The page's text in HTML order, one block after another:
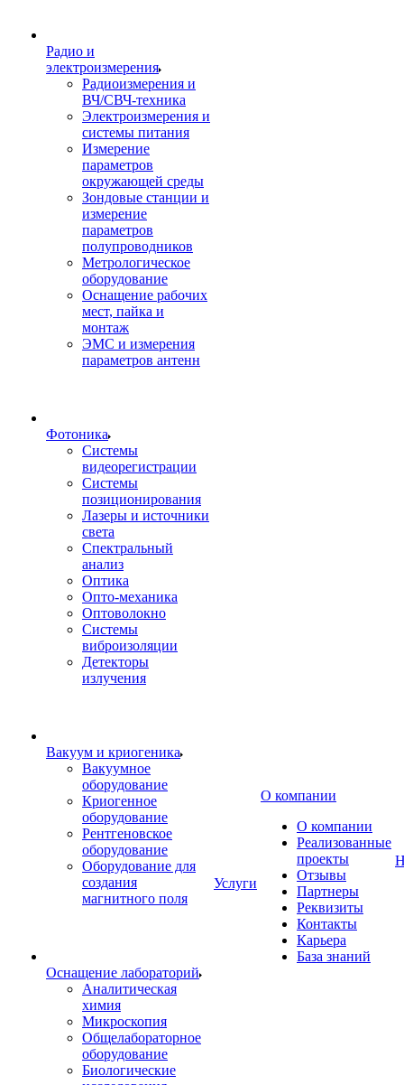
Радио и
электроизмерения
Радиоизмерения и
ВЧ/СВЧ-техника
Электроизмерения и
системы питания
Измерение
параметров
окружающей среды
Зондовые станции и
измерение
параметров
полупроводников
Метрологическое
оборудование
Оснащение рабочих
мест, пайка и
монтаж
ЭМС и измерения
параметров антенн
Фотоника
Cистемы
видеорегистрации
Системы
позиционирования
Лазеры и источники
света
Спектральный
анализ
Оптика
Опто-механика
Оптоволокно
Системы
виброизоляции
Детекторы
излучения
Вакуум и криогеника
Вакуумное
оборудование
Криогенное
оборудование
Рентгеновское
оборудование
Оборудование для
создания
магнитного поля
Оснащение лабораторий
Аналитическая
химия
Микроскопия
Общелабораторное
оборудование
Биологические
Услуги
О компании
О компании
Реализованные
проекты
Отзывы
Партнеры
Реквизиты
Контакты
Карьера
База знаний